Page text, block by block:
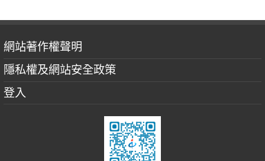
網站著作權聲明
隱私權及網站安全政策
登入